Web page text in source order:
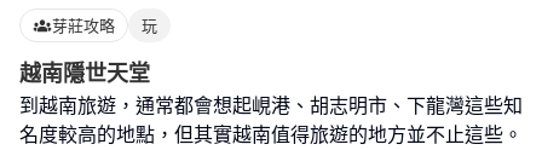
芽莊攻略 玩
越南隱世天堂
到越南旅遊，通常都會想起峴港、胡志明市、下龍灣這些知
名度較高的地點，但其實越南值得旅遊的地方並不止這些。